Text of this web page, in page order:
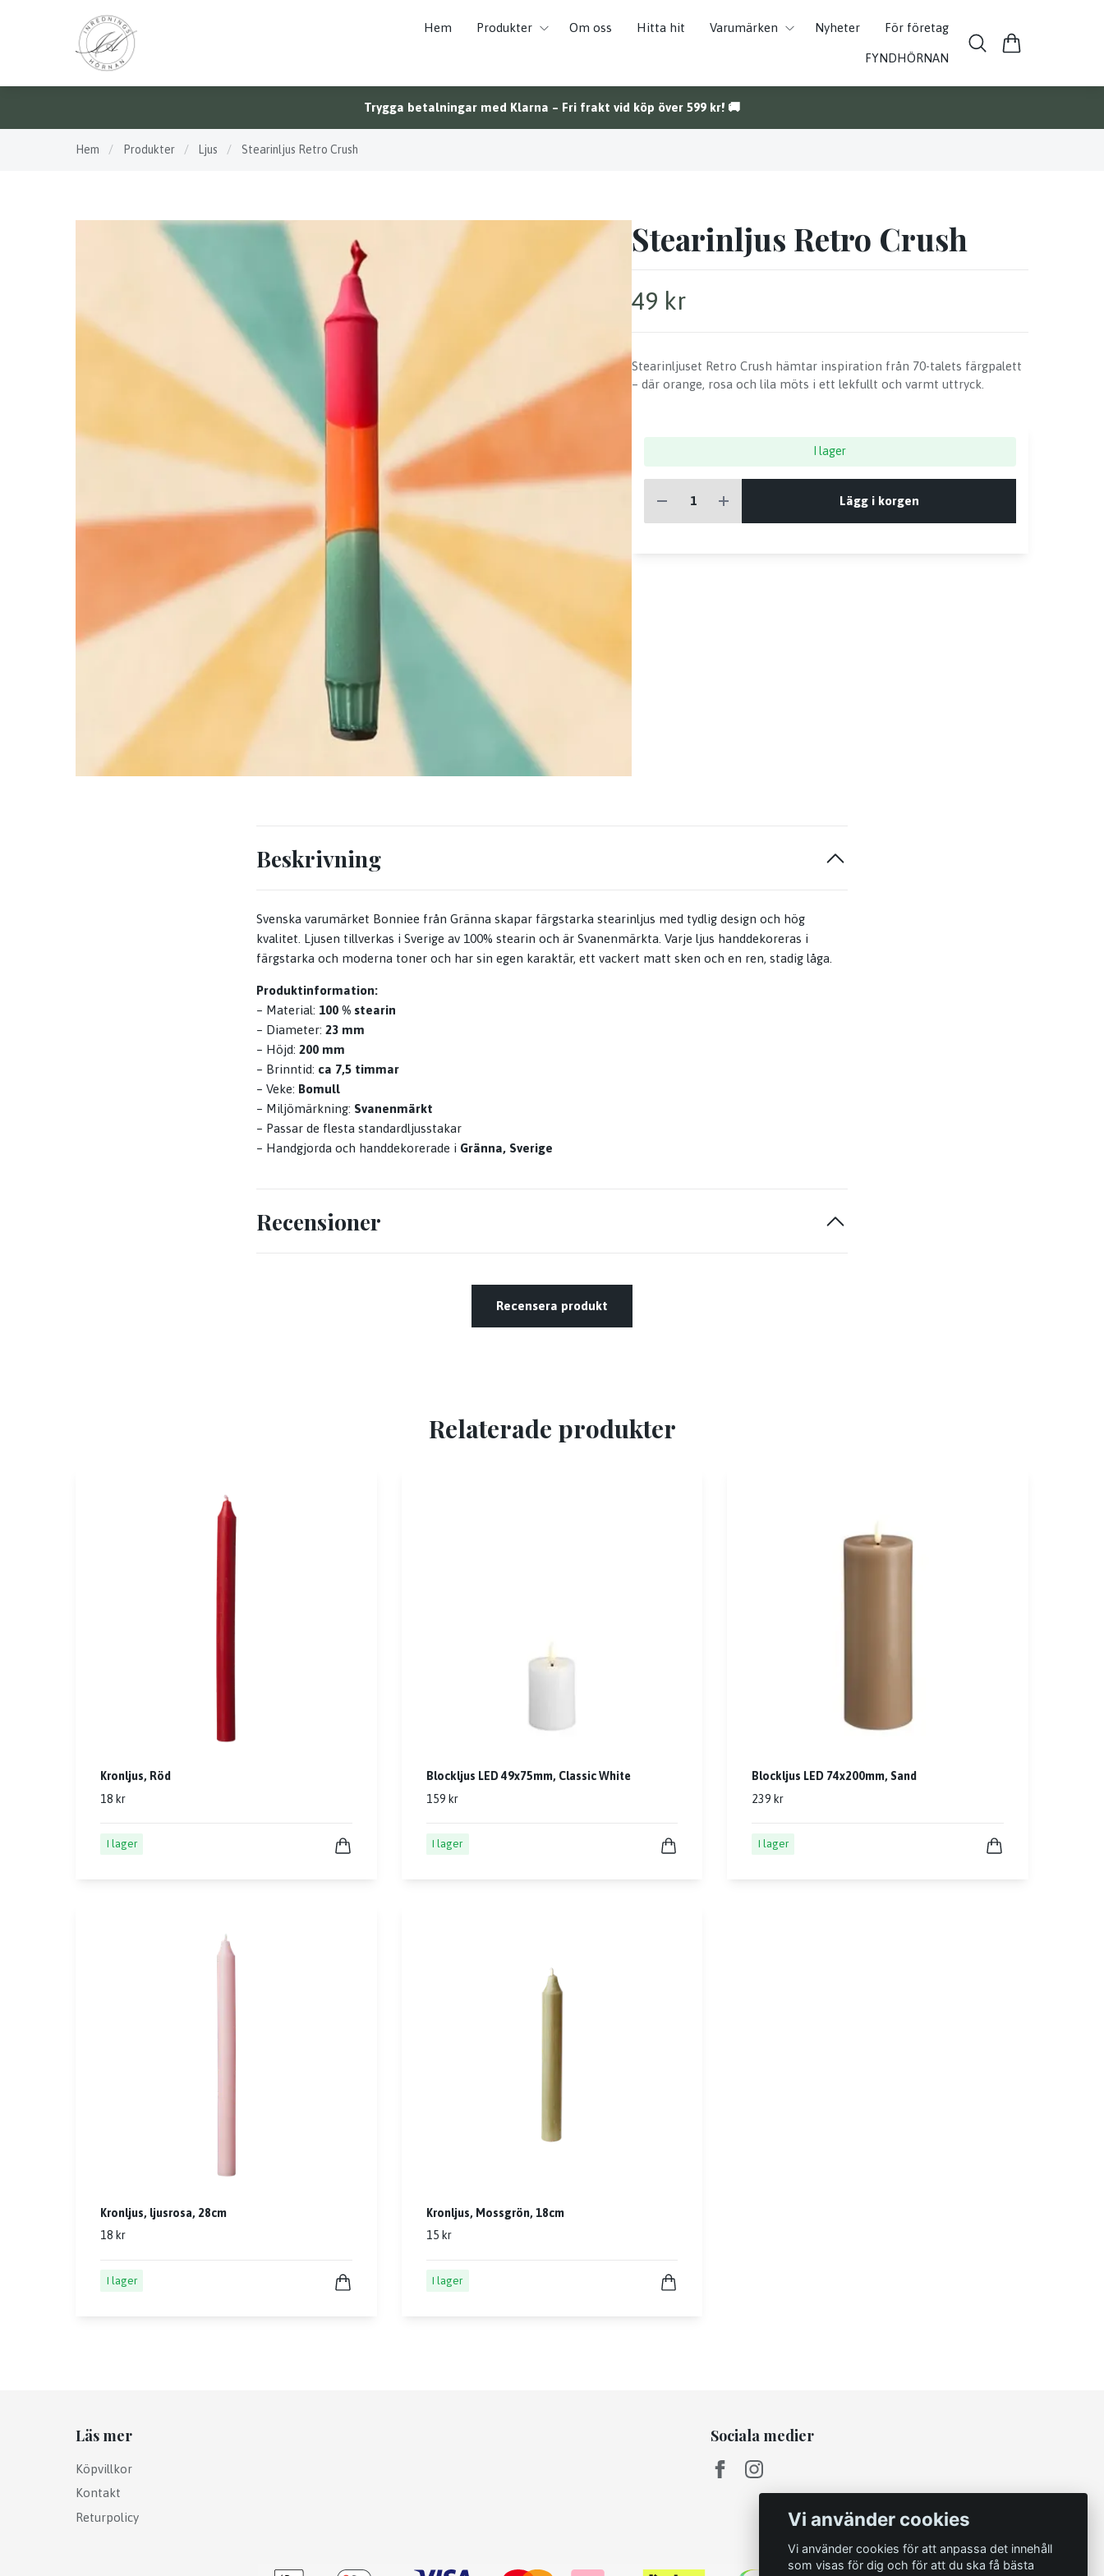
Hem Produkter Om oss Hitta hit Varumärken Nyheter För företag
FYNDHÖRNAN
Trygga betalningar med Klarna – Fri frakt vid köp över 599 kr! 🚚
Hem / Produkter / Ljus / Stearinljus Retro Crush
Stearinljus Retro Crush
49 kr
Stearinljuset Retro Crush hämtar inspiration från 70-talets färgpalett
– där orange, rosa och lila möts i ett lekfullt och varmt uttryck.
I lager
Lägg i korgen
Beskrivning
Svenska varumärket Bonniee från Gränna skapar färgstarka stearinljus med tydlig design och hög
kvalitet. Ljusen tillverkas i Sverige av 100% stearin och är Svanenmärkta. Varje ljus handdekoreras i
färgstarka och moderna toner och har sin egen karaktär, ett vackert matt sken och en ren, stadig låga.
Produktinformation:
– Material: 100 % stearin
– Diameter: 23 mm
– Höjd: 200 mm
– Brinntid: ca 7,5 timmar
– Veke: Bomull
– Miljömärkning: Svanenmärkt
– Passar de flesta standardljusstakar
– Handgjorda och handdekorerade i Gränna, Sverige
Recensioner
Recensera produkt
Relaterade produkter
Kronljus, Röd
18 kr
I lager
Blockljus LED 49x75mm, Classic White
159 kr
I lager
Blockljus LED 74x200mm, Sand
239 kr
I lager
Kronljus, ljusrosa, 28cm
18 kr
I lager
Kronljus, Mossgrön, 18cm
15 kr
I lager
Läs mer
Köpvillkor
Kontakt
Returpolicy
Sociala medier
Vi använder cookies
Vi använder cookies för att anpassa det innehåll
som visas för dig och för att du ska få bästa